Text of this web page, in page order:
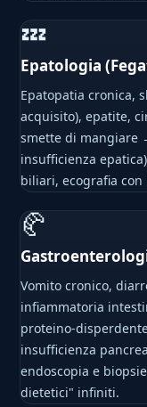
💤
Epatologia
Epatopatia cronica,
acquisito), epatite,
smette di mangiare
insufficienza
biliari, ecografia
🥐
Vomito cronico,
infiammatoria
proteino-
insufficienza
endoscopia e
dietetici" infiniti.